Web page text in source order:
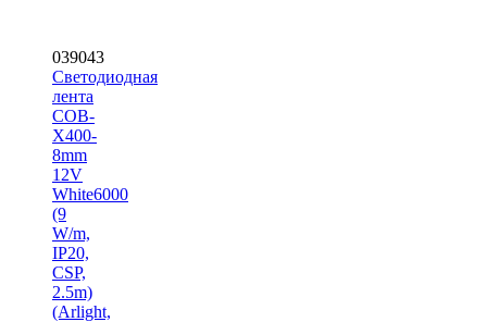
039043
Светодиодная
лента
COB-
X400-
8mm
12V
White6000
(9
W/m,
IP20,
CSP,
2.5m)
(Arlight,